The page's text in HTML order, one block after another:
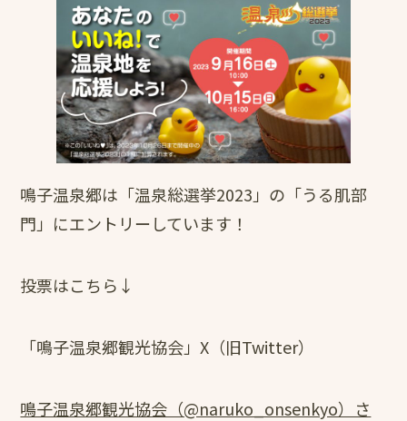
鳴子温泉郷は「温泉総選挙2023」の「うる肌部
門」にエントリーしています！
投票はこちら↓
「鳴子温泉郷観光協会」X（旧Twitter）
鳴子温泉郷観光協会（@naruko_onsenkyo）さ